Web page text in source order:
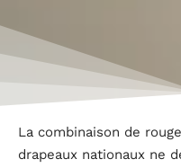
La combinaison de
drapeaux nationaux ne